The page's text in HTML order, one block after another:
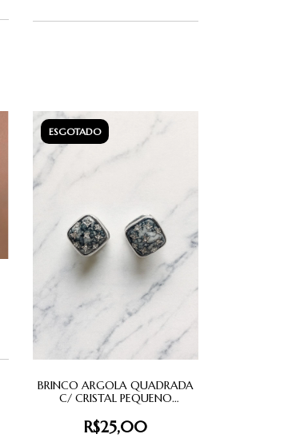
ESGOTADO
BRINCO ARGOLA QUADRADA
C/ CRISTAL PEQUENO
R$25,00